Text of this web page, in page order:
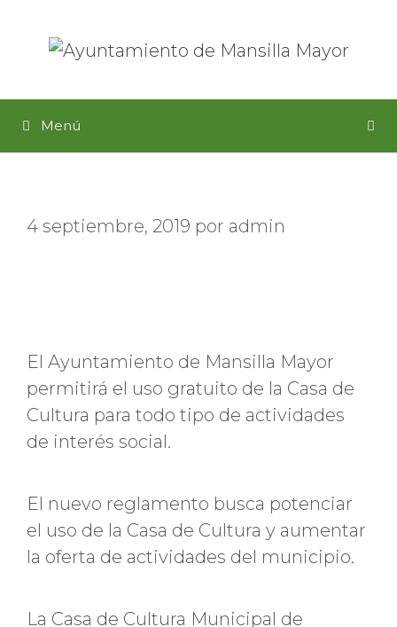
contenido
Menú
4 septiembre, 2019 por admin
El Ayuntamiento de Mansilla Mayor
permitirá el uso gratuito de la Casa de
Cultura para todo tipo de actividades
de interés social.
El nuevo reglamento busca potenciar
el uso de la Casa de Cultura y aumentar
la oferta de actividades del municipio.
La Casa de Cultura Municipal de